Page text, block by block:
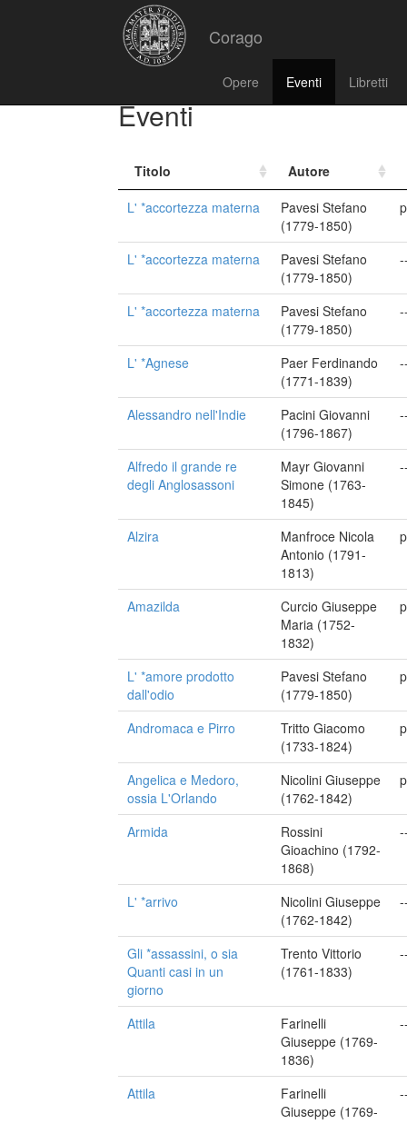
Corago
Opere Eventi Libretti
Eventi
Titolo
Autore
L' *accortezza materna
Pavesi Stefano
(1779-1850)
L' *accortezza materna
Pavesi Stefano
(1779-1850)
L' *accortezza materna
Pavesi Stefano
(1779-1850)
L' *Agnese
Paer Ferdinando
(1771-1839)
Alessandro nell'Indie
Pacini Giovanni
(1796-1867)
Alfredo il grande re
degli Anglosassoni
Mayr Giovanni
Simone (1763-
1845)
Alzira
Manfroce Nicola
Antonio (1791-
1813)
Amazilda
Curcio Giuseppe
Maria (1752-
1832)
L' *amore prodotto
dall'odio
Pavesi Stefano
(1779-1850)
Andromaca e Pirro
Tritto Giacomo
(1733-1824)
Angelica e Medoro,
ossia L'Orlando
Nicolini Giuseppe
(1762-1842)
Armida
Rossini
Gioachino (1792-
1868)
L' *arrivo
Nicolini Giuseppe
(1762-1842)
Gli *assassini, o sia
Quanti casi in un
giorno
Trento Vittorio
(1761-1833)
Attila
Farinelli
Giuseppe (1769-
1836)
Attila
Farinelli
Giuseppe (1769-